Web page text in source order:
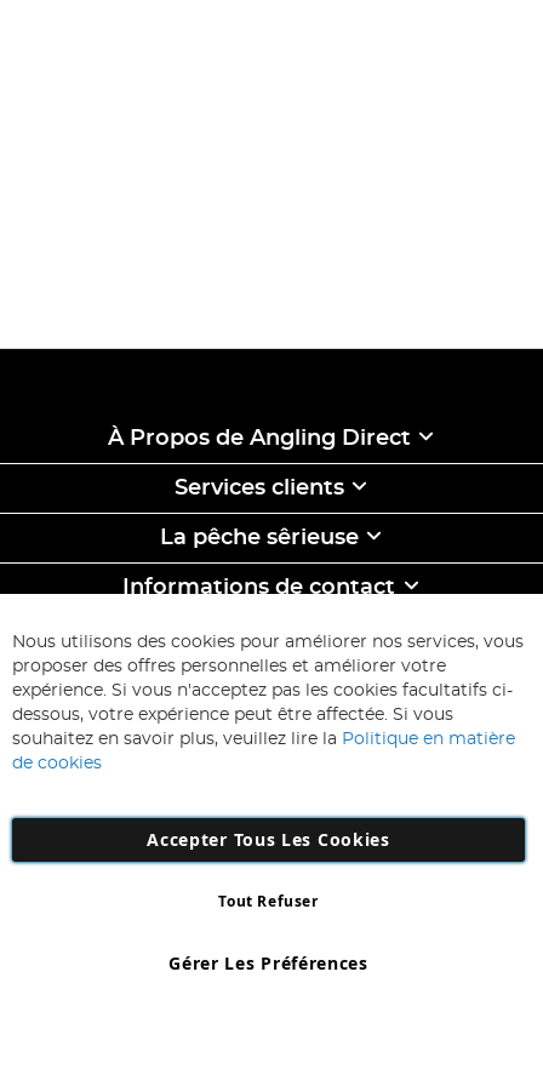
À Propos de Angling Direct
Services clients
La pêche sêrieuse
Informations de contact
ABONNEZ-VOUS & ECONOMISEZ
Inscription
à
d’information
:
Inscription
Number: 863029607
Nous utilisons des cookies pour améliorer nos services, vous
proposer des offres personnelles et améliorer votre
expérience. Si vous n'acceptez pas les cookies facultatifs ci-
dessous, votre expérience peut être affectée. Si vous
souhaitez en savoir plus, veuillez lire la Politique en matière
de cookies
Accepter Tous Les Cookies
Gérer Les Préférences
Tout Refuser